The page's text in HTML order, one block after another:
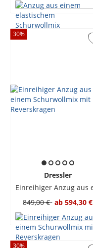
30%
Dressler
849,00 € ab 594,30 €
30%